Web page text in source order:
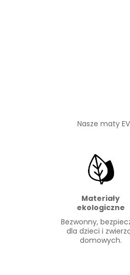
Nasze maty
Materiały
ekologiczne
Bezwonny,
dla dzieci i
domowych.